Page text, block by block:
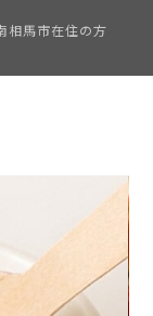
相馬市在住の方